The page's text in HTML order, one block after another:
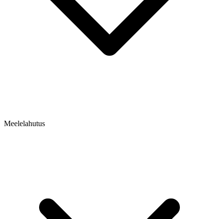
Meelelahutus